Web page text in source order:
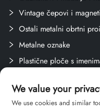
Vintage čepovi i magneti
Ostali metalni obrtni
Metalne oznake
Plastične ploče s
Stvari za obuku
We value your
We use cookies and similar